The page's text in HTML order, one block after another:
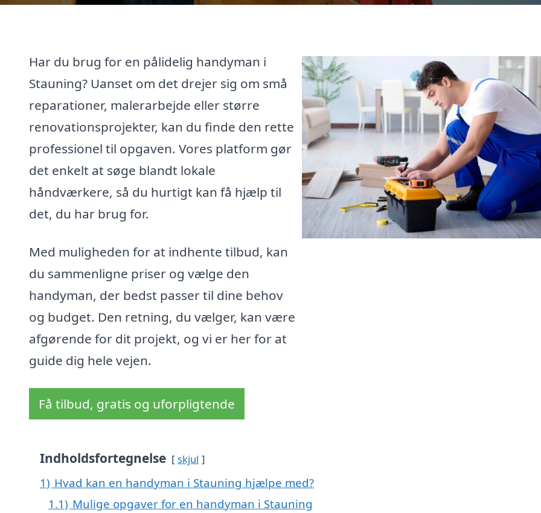
Har du brug for en pålidelig handyman i
Stauning? Uanset om det drejer sig om små
reparationer, malerarbejde eller større
renovationsprojekter, kan du finde den rette
professionel til opgaven. Vores platform gør
det enkelt at søge blandt lokale
håndværkere, så du hurtigt kan få hjælp til
det, du har brug for.
Med muligheden for at indhente tilbud, kan
du sammenligne priser og vælge den
handyman, der bedst passer til dine behov
og budget. Den retning, du vælger, kan være
afgørende for dit projekt, og vi er her for at
guide dig hele vejen.
Få tilbud, gratis og uforpligtende
Indholdsfortegnelse skjul
1) Hvad kan en handyman i Stauning hjælpe med?
1.1) Mulige opgaver for en handyman i Stauning